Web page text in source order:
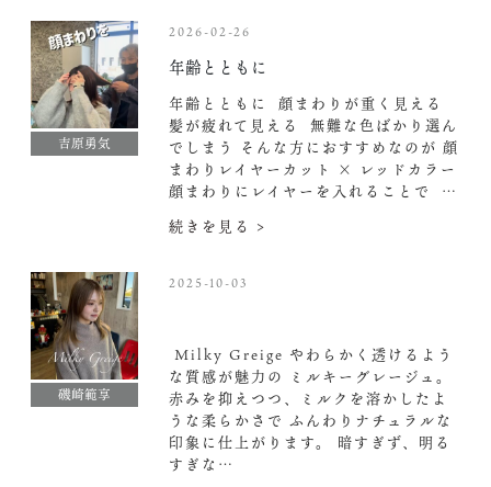
吉原勇気
2026-02-26
年齢とともに
年齢とともに ︎ 顔まわりが重く見える ︎
髪が疲れて見える ︎ 無難な色ばかり選ん
でしまう そんな方におすすめなのが 顔
まわりレイヤーカット × レッドカラー
顔まわりにレイヤーを入れることで ︎ …
続きを見る >
磯崎範享
2025-10-03
Milky Greige やわらかく透けるよう
な質感が魅力の ミルキーグレージュ。
赤みを抑えつつ、ミルクを溶かしたよ
うな柔らかさで ふんわりナチュラルな
印象に仕上がります。 暗すぎず、明る
すぎな…